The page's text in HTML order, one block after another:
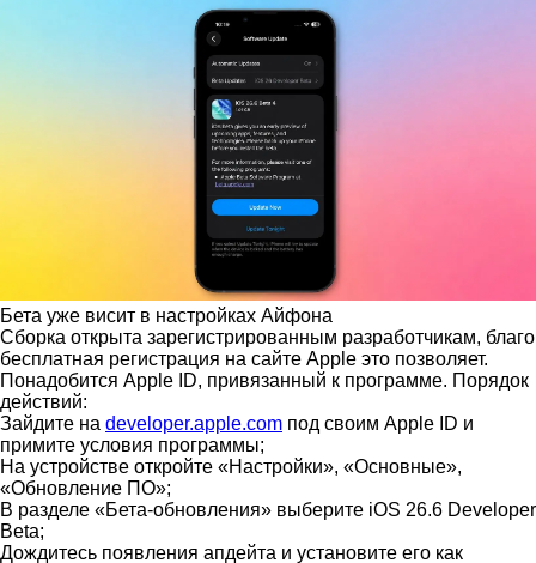
Бета уже висит в настройках Айфона
Сборка открыта зарегистрированным разработчикам, благо
бесплатная регистрация на сайте Apple это позволяет.
Понадобится Apple ID, привязанный к программе. Порядок
действий:
Зайдите на developer.apple.com под своим Apple ID и
примите условия программы;
На устройстве откройте «Настройки», «Основные»,
«Обновление ПО»;
В разделе «Бета-обновления» выберите iOS 26.6 Developer
Beta;
Дождитесь появления апдейта и установите его как